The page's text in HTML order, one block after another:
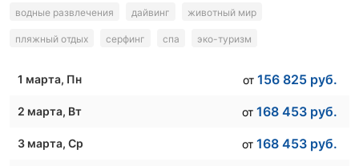
водные развлечения дайвинг животный мир
пляжный отдых серфинг спа эко-туризм
1 марта, Пн от 156 825 руб.
2 марта, Вт от 168 453 руб.
3 марта, Ср от 168 453 руб.